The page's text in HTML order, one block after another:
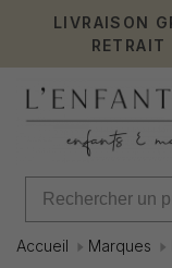
LIVRAISON
Accueil Marques